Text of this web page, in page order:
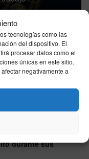
tecnologías como las
del dispositivo. El
procesar datos como el
únicas en este sitio.
negativamente a
mártir venerada
de la fe | Santoral
del capítulo de
durante sus